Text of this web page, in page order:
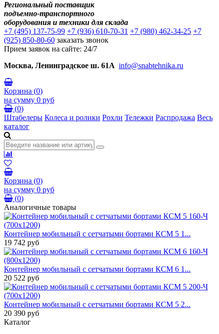
Региональный поставщик
подъемно-транспортного
оборудования и техники для склада
+7 (495) 137-75-99 +7 (936) 610-70-31 +7 (980) 462-34-25 +7
(925) 850-80-60 заказать звонок
Прием заявок на сайте: 24/7
Москва, Ленинградское ш. 61А info@snabtehnika.ru
Корзина (0)
на сумму 0 руб
(0)
Штабелеры Колеса и ролики Рохли Тележки Распродажа Весь
каталог
Корзина (0)
на сумму 0 руб
(0)
Аналогичные товары
Контейнер мобильный с сетчатыми бортами КСМ 5 1...
19 742 руб
Контейнер мобильный с сетчатыми бортами КСМ 6 1...
20 522 руб
Контейнер мобильный с сетчатыми бортами КСМ 5 2...
20 390 руб
Каталог